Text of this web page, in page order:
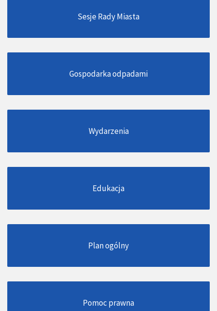
Sesje Rady Miasta
Gospodarka odpadami
Wydarzenia
Edukacja
Plan ogólny
Pomoc prawna